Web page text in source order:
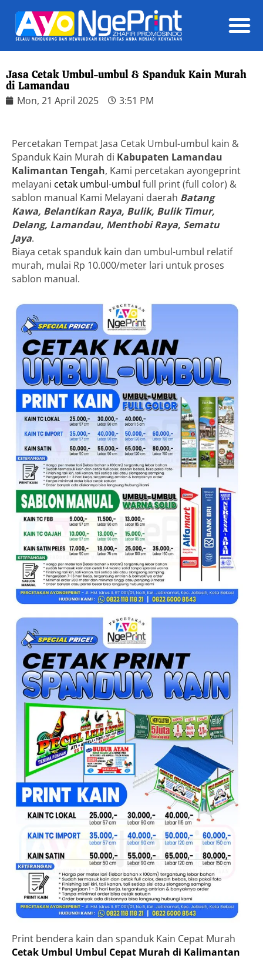
Jasa Cetak Umbul-umbul & Spanduk Kain Murah
di Lamandau
Mon, 21 April 2025 3:51 PM
Percetakan Tempat Jasa Cetak Umbul-umbul kain &
Spanduk Kain Murah di Kabupaten Lamandau
Kalimantan Tengah, Kami percetakan ayongeprint
melayani cetak umbul-umbul full print (full color) &
sablon manual Kami Melayani daerah Batang
Kawa, Belantikan Raya, Bulik, Bulik Timur,
Delang, Lamandau, Menthobi Raya, Sematu
Jaya.
Biaya cetak spanduk kain dan umbul-umbul relatif
murah, mulai Rp 10.000/meter lari untuk proses
sablon manual.
Print bendera kain dan spanduk Kain Cepat Murah
Cetak Umbul Umbul Cepat Murah di Kalimantan